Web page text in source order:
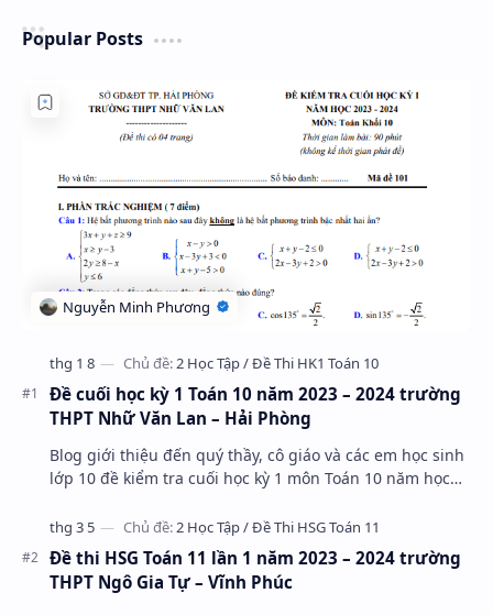
Popular Posts
Đề cuối học kỳ 1 Toán 10 năm 2023 – 2024 trường
THPT Nhữ Văn Lan – Hải Phòng
Blog giới thiệu đến quý thầy, cô giáo và các em học sinh
lớp 10 đề kiểm tra cuối học kỳ 1 môn Toán 10 năm học
Đề thi HSG Toán 11 lần 1 năm 2023 – 2024 trường
THPT Ngô Gia Tự – Vĩnh Phúc